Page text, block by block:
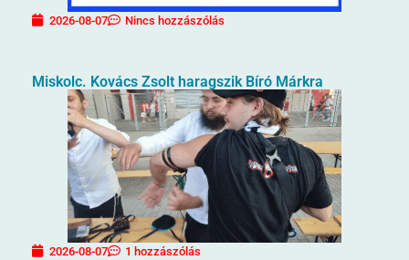
2026-08-07 Nincs hozzászólás
Miskolc. Kovács Zsolt haragszik Bíró Márkra
2026-08-07 1 hozzászólás